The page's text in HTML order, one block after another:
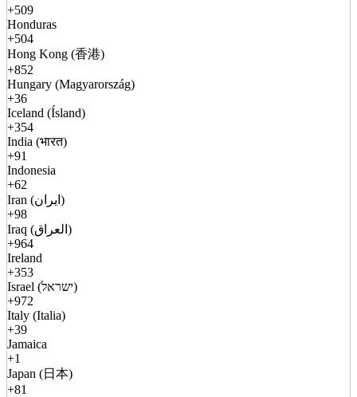
+509
Honduras
+504
Hong Kong (香港)
+852
Hungary (Magyarország)
+36
Iceland (Ísland)
+354
India (भारत)
+91
Indonesia
+62
Iran (ایران)
+98
Iraq (العراق)
+964
Ireland
+353
Israel (ישראל)
+972
Italy (Italia)
+39
Jamaica
+1
Japan (日本)
+81